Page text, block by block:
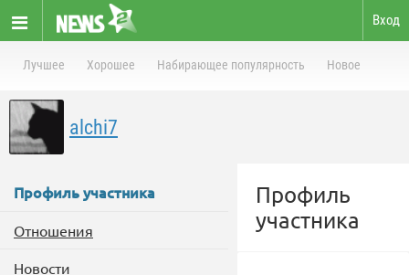
Вход
Лучшее Хорошее Набирающее популярность Новое
alchi7
Профиль участника
Отношения
Новости
Профиль
участника